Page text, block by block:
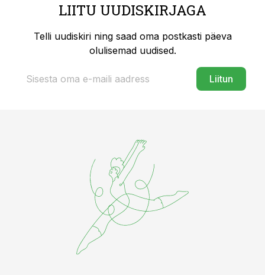
LIITU UUDISKIRJAGA
Telli uudiskiri ning saad oma postkasti päeva
olulisemad uudised.
Liitun